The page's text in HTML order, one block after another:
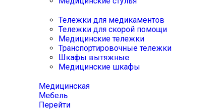
Тележки для медикаментов
Тележки для скорой помощи
Медицинские тележки
Транспортировочные тележки
Шкафы вытяжные
Медицинские шкафы
Медицинская
Мебель
Перейти